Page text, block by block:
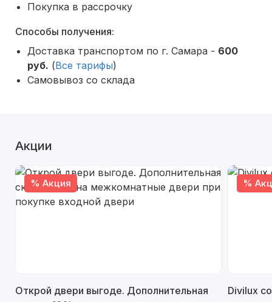
Покупка в рассрочку
Способы получения:
Доставка транспортом по г. Самара - 600
руб. (Все тарифы)
Самовывоз со склада
Акции
% Акция
Открой двери выгоде. Дополнительная
%
Divilux